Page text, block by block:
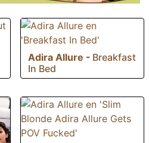
Adira Allure - Breakfast
In Bed